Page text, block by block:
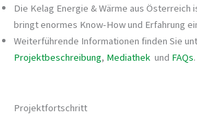
Die Kelag Energie & Wärme aus
bringt enormes Know-How und Erfahrung
Weiterführende Informationen finden Sie
Projektbeschreibung, Mediathek und FAQs.
Projektfortschritt